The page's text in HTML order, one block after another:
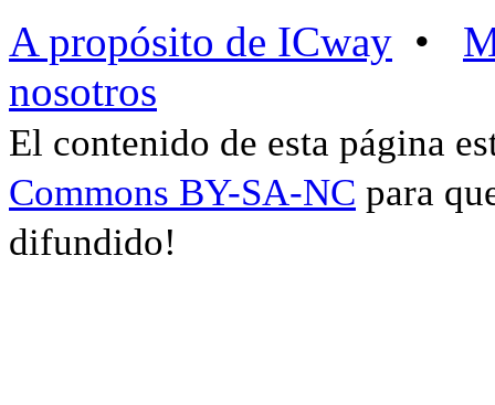
A propósito de ICway •
nosotros
El contenido de esta página
Commons BY-SA-NC para
difundido!